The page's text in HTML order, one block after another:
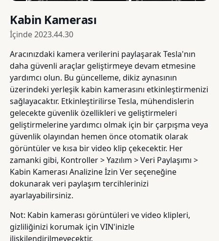
Kabin Kamerası
İçinde2023.44.30
Aracınızdaki kamera verilerini paylaşarak Tesla'nın
daha güvenli araçlar geliştirmeye devam etmesine
yardımcı olun. Bu güncelleme, dikiz aynasının
üzerindeki yerleşik kabin kamerasını etkinleştirmenizi
sağlayacaktır. Etkinleştirilirse Tesla, mühendislerin
gelecekte güvenlik özellikleri ve geliştirmeleri
geliştirmelerine yardımcı olmak için bir çarpışma veya
güvenlik olayından hemen önce otomatik olarak
görüntüler ve kısa bir video klip çekecektir. Her
zamanki gibi, Kontroller > Yazılım > Veri Paylaşımı >
Kabin Kamerası Analizine İzin Ver seçeneğine
dokunarak veri paylaşım tercihlerinizi
ayarlayabilirsiniz.
Not: Kabin kamerası görüntüleri ve video klipleri,
gizliliğinizi korumak için VIN'inizle
ilişkilendirilmeyecektir.